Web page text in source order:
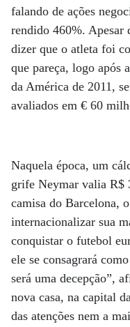
falando de ações
rendido 460%. Apesar
dizer que o atleta foi
que pareça, logo após
da América de 2011,
avaliados em € 60
Naquela época, um
grife Neymar valia R$
camisa do Barcelona,
internacionalizar sua
conquistar o futebol
ele se consagrará
será uma decepção”,
nova casa, na capital
das atenções nem a